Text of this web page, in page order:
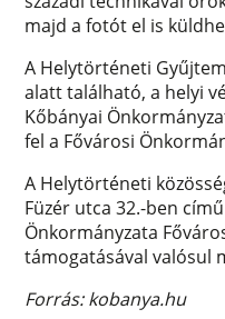
majd a fotót el is
A Helytörténeti
alatt található, a helyi
Kőbányai
fel a Fővárosi
A Helytörténeti
Füzér utca 32.-ben
Önkormányzata
támogatásával valósul
Forrás: kobanya.hu